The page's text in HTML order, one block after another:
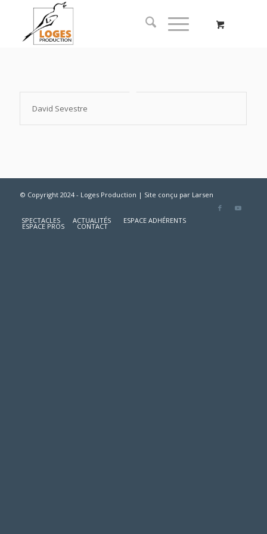
David Sevestre
© Copyright 2024 - Loges Production | Site conçu par Larsen
SPECTACLES ACTUALITÉS ESPACE ADHÉRENTS
ESPACE PROS CONTACT